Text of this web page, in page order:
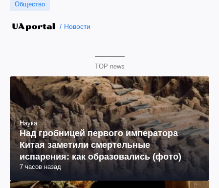
Общество
Новости
TOP news
Наука
Над гробницей первого императора
Китая заметили смертельные
испарения: как образовались (фото)
7 часов назад